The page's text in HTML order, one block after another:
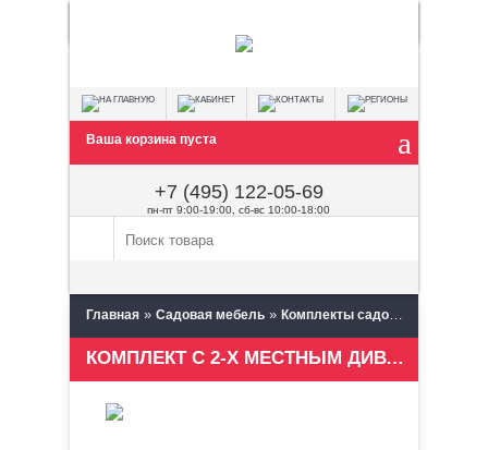
Ваша корзина пуста
+7 (495) 122-05-69
пн-пт 9:00-19:00, сб-вс 10:00-18:00
Главная » Садовая мебель » Комплекты садовой мебели
КОМПЛЕКТ С 2-Х МЕСТНЫМ ДИВАНОМ EASY